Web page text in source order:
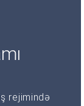
rejimində